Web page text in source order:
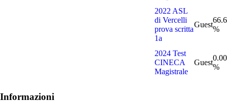
2022 ASL
di Vercelli
prova scritta
1a
Guest
%
2024 Test
CINECA
Magistrale
Guest
0.00
%
Informazioni